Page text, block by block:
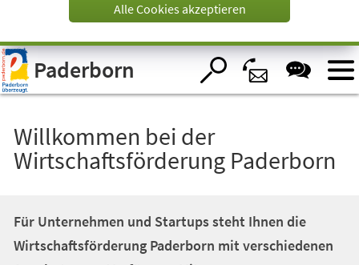
Visuelle
Assistenzsoftware
öffnen.
Alle Cookies akzeptieren
Paderborn
Willkommen bei der
Wirtschaftsförderung Paderborn
Für Unternehmen und Startups steht Ihnen die
Wirtschaftsförderung Paderborn mit verschiedenen